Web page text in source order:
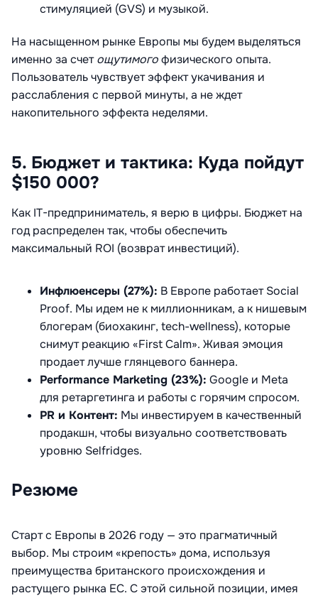
стимуляцией (GVS) и музыкой.
На насыщенном рынке Европы мы будем выделяться
именно за счетощутимогофизического опыта.
Пользователь чувствует эффект укачивания и
расслабления с первой минуты, а не ждет
накопительного эффекта неделями.
5. Бюджет и тактика: Куда пойдут
$150 000?
Как IT-предприниматель, я верю в цифры. Бюджет на
год распределен так, чтобы обеспечить
максимальный ROI (возврат инвестиций).
Инфлюенсеры (27%): В Европе работает Social
Proof. Мы идем не к миллионникам, а к нишевым
блогерам (биохакинг, tech-wellness), которые
снимут реакцию «First Calm». Живая эмоция
продает лучше глянцевого баннера.
Performance Marketing (23%): Google и Meta
для ретаргетинга и работы с горячим спросом.
PR и Контент: Мы инвестируем в качественный
продакшн, чтобы визуально соответствовать
уровню Selfridges.
Резюме
Старт с Европы в 2026 году — это прагматичный
выбор. Мы строим «крепость» дома, используя
преимущества британского происхождения и
растущего рынка ЕС. С этой сильной позиции, имея